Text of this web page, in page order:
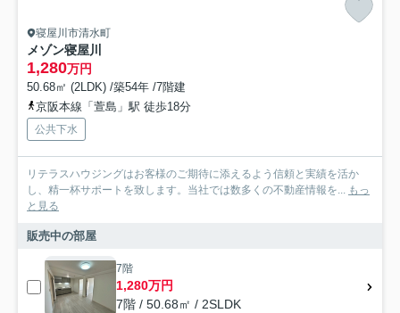
寝屋川市清水町
メゾン寝屋川
1,280万円
50.68㎡ (2LDK) /築54年 /7階建
京阪本線「萱島」駅 徒歩18分
公共下水
リテラスハウジングはお客様のご期待に添えるよう信頼と実績を活か
し、精一杯サポートを致します。当社では数多くの不動産情報を... もっ
と見る
販売中の部屋
7階
1,280万円
7階 / 50.68㎡ / 2SLDK